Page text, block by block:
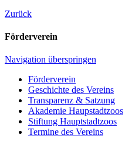
Zurück
Förderverein
Navigation überspringen
Förderverein
Geschichte des Vereins
Transparenz & Satzung
Akademie Haupstadtzoos
Stiftung Hauptstadtzoos
Termine des Vereins